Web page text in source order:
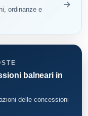
ordinanze e
balneari in
delle concessioni